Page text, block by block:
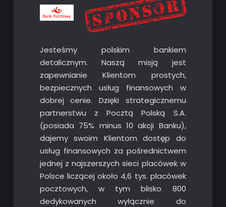
Jesteśmy polskim bankiem
detalicznym. Naszą misją jest
zapewnianie Klientom prostych,
bezpiecznych usług finansowych w
dobrej cenie. Dzięki strategicznemu
partnerstwu z Pocztą Polską S.A.
(posiada 75% minus 10 akcji Banku),
dajemy swoim Klientom dostęp do
usług finansowych za pośrednictwem
jednej z najszerszych sieci placówek w
Polsce liczącej około 4,6 tys. placówek
pocztowych, w tym blisko 800
dedykowanych wyłącznie do